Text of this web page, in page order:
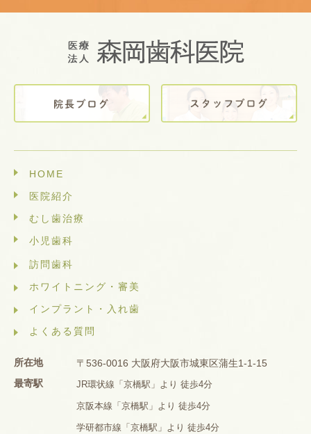
HOME
医院紹介
むし歯治療
小児歯科
訪問歯科
ホワイトニング・審美
インプラント・入れ歯
よくある質問
所在地
〒536-0016 大阪府大阪市城東区蒲生1-1-15
最寄駅
JR環状線「京橋駅」より 徒歩4分
京阪本線「京橋駅」より 徒歩4分
学研都市線「京橋駅」より 徒歩4分